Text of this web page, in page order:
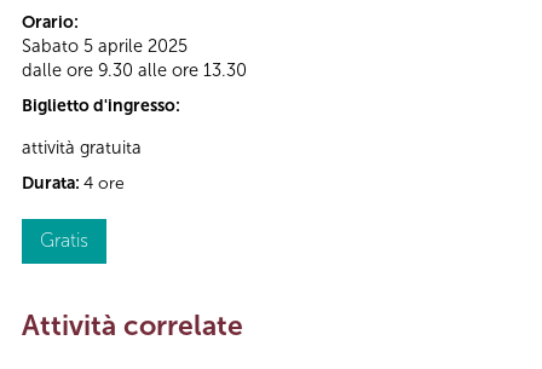
Orario:
Sabato 5 aprile 2025
dalle ore 9.30 alle ore 13.30
Biglietto d'ingresso:
attività gratuita
Durata: 4 ore
Gratis
Attività correlate